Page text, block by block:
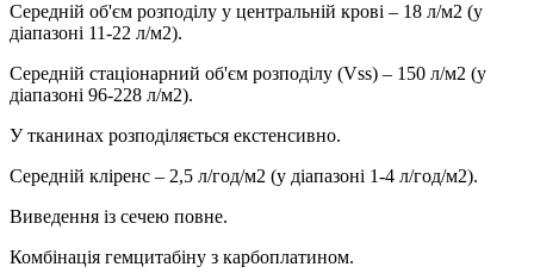
Середній об'єм розподілу у центральній крові – 18 л/м2 (у
діапазоні 11-22 л/м2).
Середній стаціонарний об'єм розподілу (Vss) – 150 л/м2 (у
діапазоні 96-228 л/м2).
У тканинах розподіляється екстенсивно.
Середній кліренс – 2,5 л/год/м2 (у діапазоні 1-4 л/год/м2).
Виведення із сечею повне.
Комбінація гемцитабіну з карбоплатином.